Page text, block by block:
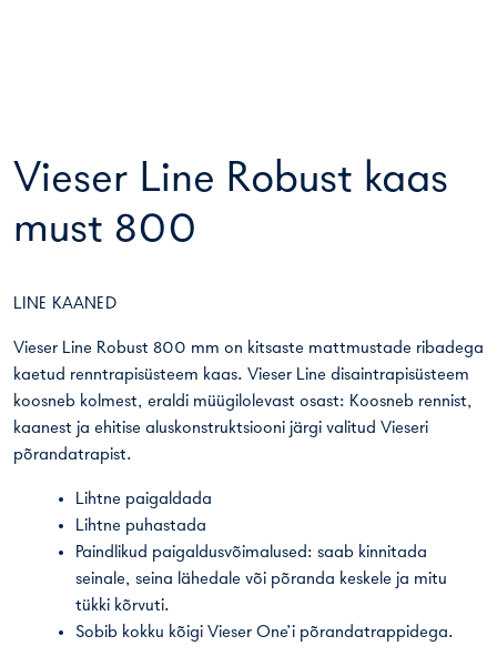
Vieser Line Robust kaas
must 800
LINE KAANED
Vieser Line Robust 800 mm on kitsaste mattmustade ribadega
kaetud renntrapisüsteem kaas. Vieser Line disaintrapisüsteem
koosneb kolmest, eraldi müügilolevast osast: Koosneb rennist,
kaanest ja ehitise aluskonstruktsiooni järgi valitud Vieseri
põrandatrapist.
Lihtne paigaldada
Lihtne puhastada
Paindlikud paigaldusvõimalused: saab kinnitada
seinale, seina lähedale või põranda keskele ja mitu
tükki kõrvuti.
Sobib kokku kõigi Vieser One’i põrandatrappidega.